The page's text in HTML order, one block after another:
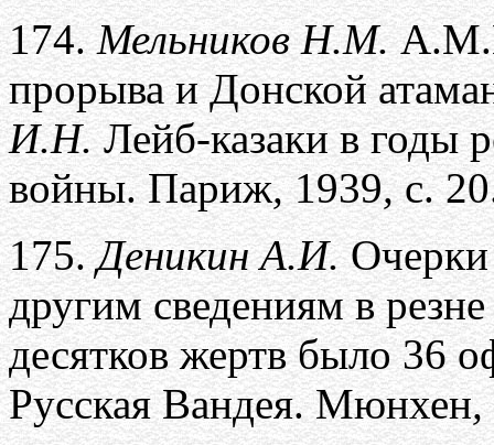
174.Мельников Н.М.
прорыва и Донской
И.Н.Лейб-казаки в годы
войны. Париж,1939,с.
175.Деникин А.И.Очерки
другим сведениям в
десятков жертв было 36
Русская Вандея. Мюнхен,